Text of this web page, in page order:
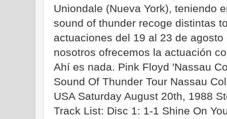
Uniondale (Nueva York), teniendo
sound of thunder recoge distintas
actuaciones del 19 al 23 de
nosotros ofrecemos la actuación
Ahí es nada. Pink Floyd 'Nassau
Sound Of Thunder Tour Nassau
USA Saturday August 20th, 1988
Track List: Disc 1: 1-1 Shine On